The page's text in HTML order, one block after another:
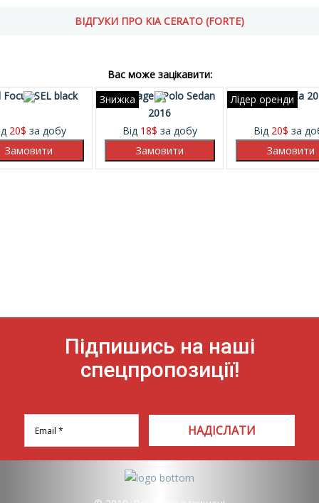
ВІДГУКИ ПРО KIA CERATO (FORTE)
Вас може зацікавити:
Focus SEL black
20$ за добу
Знижка
Volkswagen Polo Sedan
2016
Від 18$ за добу
Лідер оренди
Ford Fiesta
Від 20$ за
Підпишись на наші
спецпропозиції!
НАДІСЛАТИ